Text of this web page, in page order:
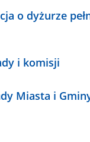
o dyżurze
i komisji
Miasta i